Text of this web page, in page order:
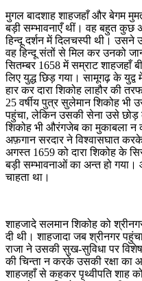
मुगल बादशाह शाहजहाँ और बेगम
बड़ी सम्भावनाएँ थीं। वह बहुत कुछ
हिन्दू दर्शन में दिलचस्पी थी। उसने
वह हिन्दू संतों से मिल कर उनको
सितम्बर 1658 में सम्राट शाहजहाँ
लिए युद्ध छिड़ गया। सामूगढ़ के
हार कर दारा शिकोह लाहौर की
25 वर्षीय पुत्र सुलेमान शिकोह भी
पहुंचा, लेकिन उसकी सेना उसे छोड़
शिकोह भी औरंगजेब का मुकाबला
अफ़गान सरदार ने विश्वासघात
अगस्त 1659 को दारा शिकोह के
बड़ी सम्भावनाओं का अन्त हो
चाहता था।
शाहजादे सलमान शिकोह को
दी थी। शाहजादा जब श्रीनगर
राजा ने उसकी सुख-सुविधा पर विशेष
की चिन्ता न करके उसकी रक्षा का
शाहजहाँ से कहकर पृथ्वीपति शाह